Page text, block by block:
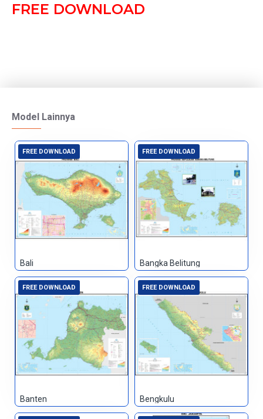
FREE DOWNLOAD
Model Lainnya
FREE DOWNLOAD
Bali
FREE DOWNLOAD
Bangka Belitung
FREE DOWNLOAD
Banten
FREE DOWNLOAD
Bengkulu